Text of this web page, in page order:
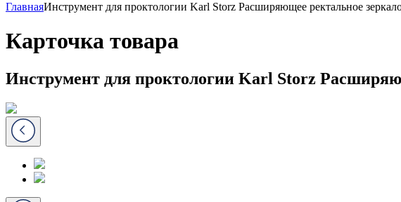
ГлавнаяИнструмент для проктологии Karl Storz Расширяющее ректальное
Карточка товара
Инструмент для проктологии Karl Storz